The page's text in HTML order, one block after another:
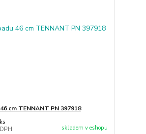
cm TENNANT PN 397918
skladem v eshopu